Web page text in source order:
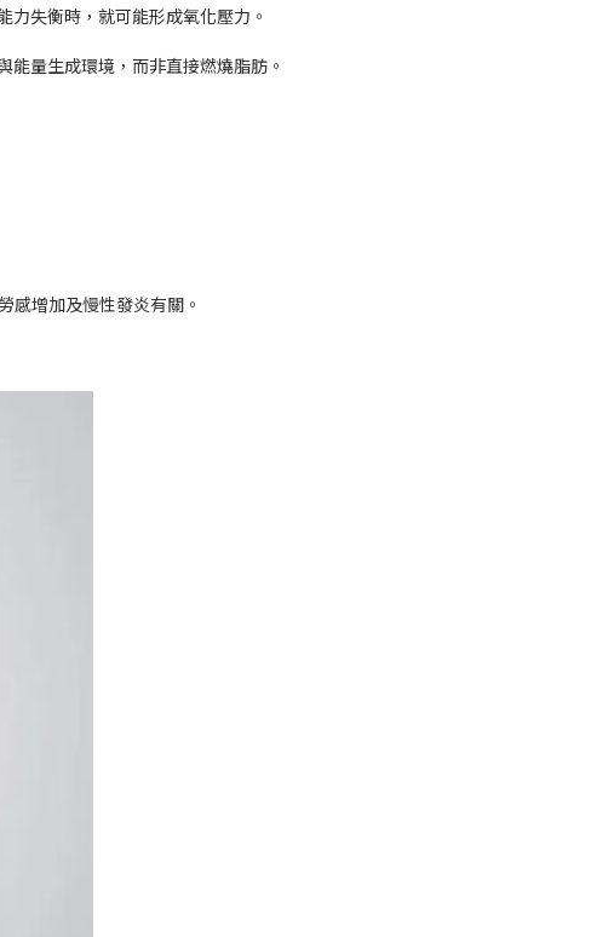
失衡時，就可能形成氧化壓力。
量生成環境，而非直接燃燒脂肪。
感增加及慢性發炎有關。